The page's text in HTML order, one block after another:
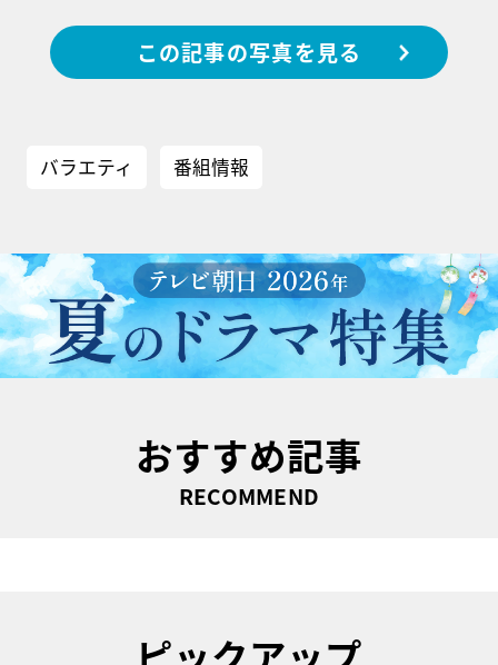
この記事の写真を見る
バラエティ 番組情報
おすすめ記事
RECOMMEND